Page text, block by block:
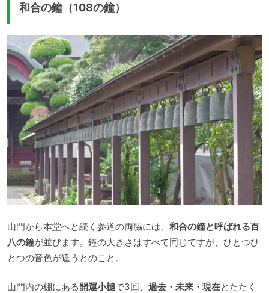
和合の鐘（108の鐘）
山門から本堂へと続く参道の両脇には、 和合の鐘と呼ばれる百
八の鐘が並びます。鐘の大きさはすべて同じですが、ひとつひ
とつの音色が違うとのこと。
山門内の棚にある開運小槌で3回、 過去・未来・現在とたたく